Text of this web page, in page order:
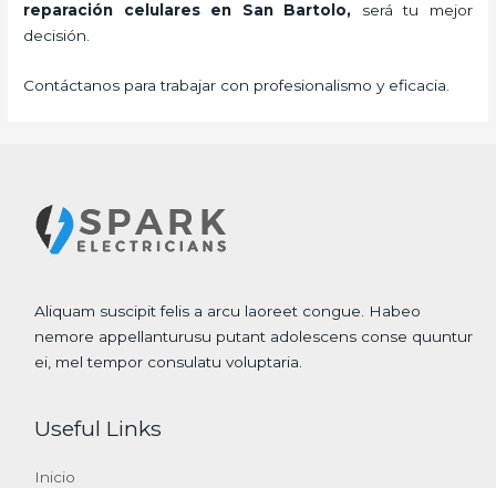
reparación celulares
en San Bartolo, será tu mejor
decisión.
Contáctanos para trabajar con profesionalismo y eficacia.
Aliquam suscipit felis a arcu laoreet congue. Habeo
nemore appellanturusu putant adolescens conse quuntur
ei, mel tempor consulatu voluptaria.
Useful Links
Inicio